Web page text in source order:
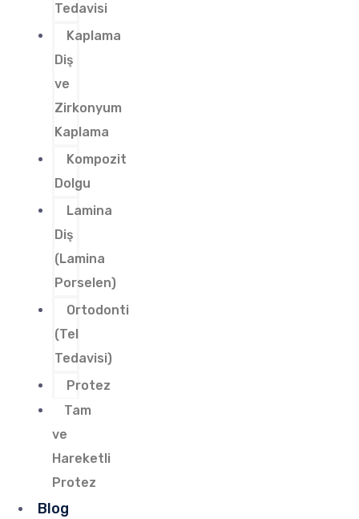
Tedavisi
Kaplama
Diş
ve
Zirkonyum
Kaplama
Kompozit
Dolgu
Lamina
Diş
(Lamina
Porselen)
Ortodonti
(Tel
Tedavisi)
Protez
Tam
ve
Hareketli
Protez
Blog